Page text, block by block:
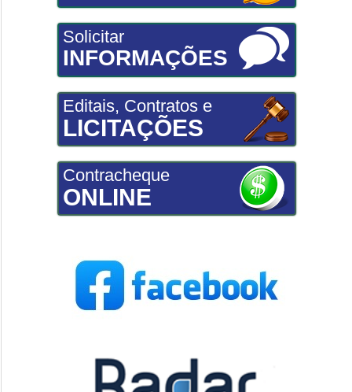
Solicitar
INFORMAÇÕES
Editais, Contratos e
LICITAÇÕES
Contracheque
ONLINE